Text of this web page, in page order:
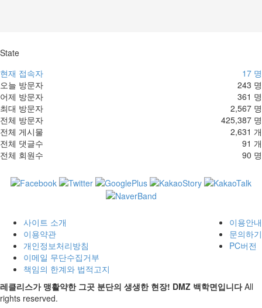
State
현재 접속자
17 명
오늘 방문자
243 명
어제 방문자
361 명
최대 방문자
2,567 명
전체 방문자
425,387 명
전체 게시물
2,631 개
전체 댓글수
91 개
전체 회원수
90 명
사이트 소개
이용약관
개인정보처리방침
이메일 무단수집거부
책임의 한계와 법적고지
이용안내
문의하기
PC버전
레클리스가 맹활약한 그곳 분단의 생생한 현장! DMZ 백학면입니다All
rights reserved.